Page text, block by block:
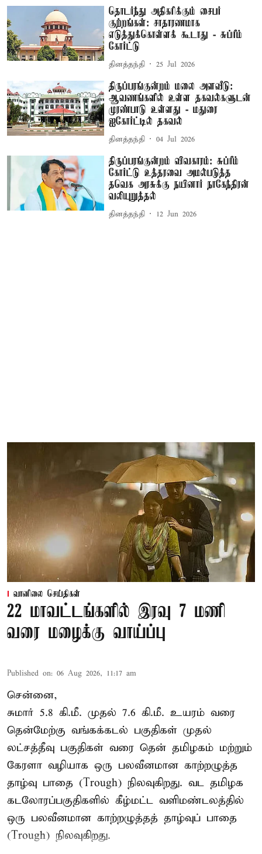
தொடர்ந்து அதிகரிக்கும் சைபர்
குற்றங்கள்: சாதாரணமாக
எடுத்துக்கொள்ளக் கூடாது - சுப்ரீம்
கோர்ட்டு
தினத்தந்தி 25 Jul 2026
திருப்பரங்குன்றம் மலை அளவீடு:
ஆவணங்களில் உள்ள தகவல்களுடன்
முரண்பாடு உள்ளது - மதுரை
ஐகோர்ட்டில் தகவல்
தினத்தந்தி 04 Jul 2026
திருப்பரங்குன்றம் விவகாரம்: சுப்ரீம்
கோர்ட்டு உத்தரவை அமல்படுத்த
தவெக அரசுக்கு நயினார் நாகேந்திரன்
வலியுறுத்தல்
தினத்தந்தி 12 Jun 2026
வானிலை செய்திகள்
22 மாவட்டங்களில் இரவு 7 மணி
வரை மழைக்கு வாய்ப்பு
Published on: 06 Aug 2026, 11:17 am
சென்னை,
சுமார் 5.8 கி.மீ. முதல் 7.6 கி.மீ. உயரம் வரை
தென்மேற்கு வங்கக்கடல் பகுதிகள் முதல்
லட்சத்தீவு பகுதிகள் வரை தென் தமிழகம் மற்றும்
கேரளா வழியாக ஒரு பலவீனமான காற்றழுத்த
தாழ்வு பாதை (Trough) நிலவுகிறது. வட தமிழக
கடலோரப்பகுதிகளில் கீழ்மட்ட வளிமண்டலத்தில்
ஒரு பலவீனமான காற்றழுத்தத் தாழ்வுப் பாதை
(Trough) நிலவுகிறது.